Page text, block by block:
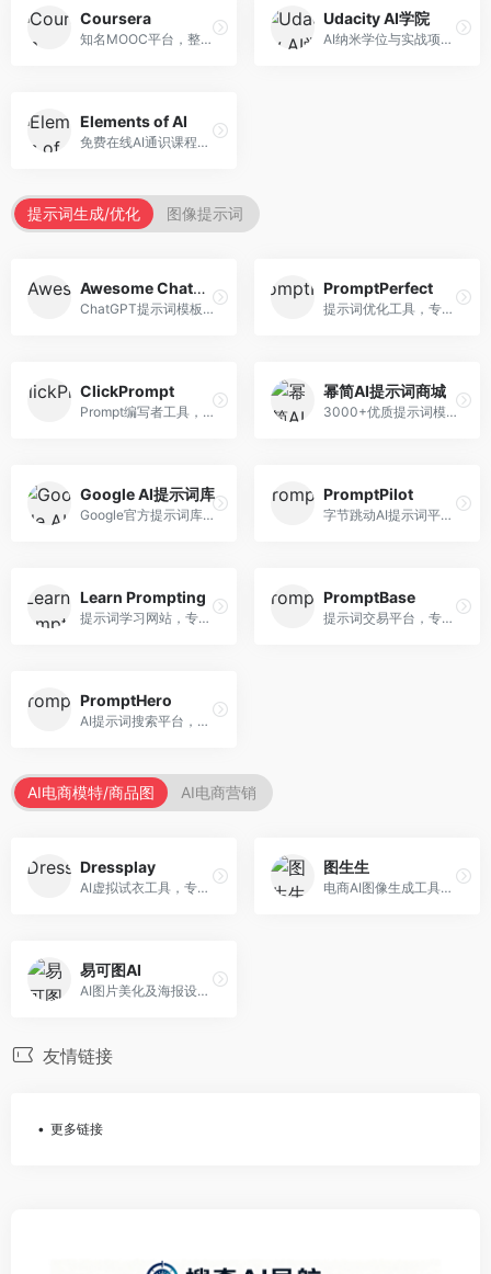
Coursera
知名MOOC平台，整合全球顶尖大学课程资源。面向学习者，提供AI、机器学习、深度学习等课程，证书认可度高，课程质量专业。
Udacity AI学院
AI纳米学位与实战项目平台，专注于职业导向学习。面向AI从业者，提供机器学习、深度学习、计算机视觉等纳米学位，项目实战性强。
Elements of AI
免费在线AI通识课程，专注于AI基础知识普及。面向普通大众，提供AI概念、原理、应用等入门知识，语言通俗易懂。
提示词生成/优化 图像提示词
Awesome ChatGPT Prompts
ChatGPT提示词模板库，专注于实用提示词收集。面向ChatGPT用户，提供提示词模板、使用场景、效果展示等资源，模板实用性强。
PromptPerfect
提示词优化工具，专注于提示词质量提升。面向AI用户，提供提示词优化、效果测试、版本对比等服务，提示词优化专业。
ClickPrompt
Prompt编写者工具，专注于提示词创作辅助。面向提示词创作者，提供提示词编辑、测试、分享等服务，创作工具完善。
幂简AI提示词商城
3000+优质提示词模板平台，专注于中文提示词。面向中文AI用户，提供提示词模板、分类检索、一键使用等服务，中文提示词丰富。
Google AI提示词库
Google官方提示词库，专注于Gemini模型优化。面向开发者，提供官方提示词指南、最佳实践、示例代码等资源，权威性强。
PromptPilot
字节跳动AI提示词平台，专注于提示词优化与管理。面向AI用户，提供提示词优化、效果测试、团队协作等服务，企业级功能完善。
Learn Prompting
提示词学习网站，专注于提示词工程教育。面向AI学习者，提供提示词教程、最佳实践、案例研究等资源，教学内容系统。
PromptBase
提示词交易平台，专注于高质量提示词买卖。面向AI创作者，提供提示词交易、模板购买、创作者收益等服务，提示词质量高。
PromptHero
AI提示词搜索平台，整合多种AI工具提示词资源。面向AI创作者，提供提示词搜索、模板库、社区分享等服务，提示词资源丰富。
AI电商模特/商品图 AI电商营销
Dressplay
AI虚拟试衣工具，专注于服装电商体验。面向服装电商，提供虚拟试穿、尺码推荐、穿搭建议等服务，试衣体验真实。
图生生
电商AI图像生成工具，专注于商品图创作。面向电商卖家，提供商品图生成、背景替换、批量处理等服务，商品图质量高。
易可图AI
AI图片美化及海报设计平台，专注于电商视觉设计。面向电商卖家，提供图片美化、海报设计、营销素材等服务，设计效率高。
友情链接
更多链接